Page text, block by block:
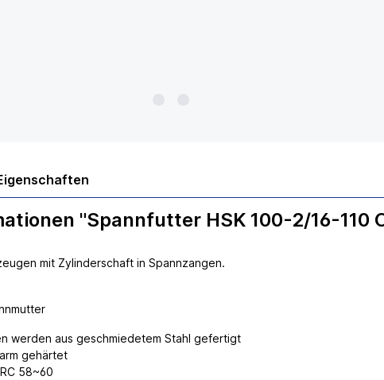
"Spannfutter HSK 100-2/16-110
mit Zylinderschaft in Spannzangen.
werden aus geschmiedetem Stahl gefertigt
gehärtet
58~60